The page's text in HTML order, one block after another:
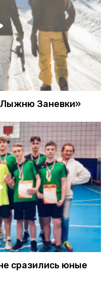
Заневки»
сразились юные